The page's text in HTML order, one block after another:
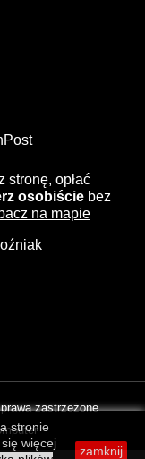
stronie
więcej
zamknij
stronę, opłać
osobiście bez
na mapie
zastrzeżone